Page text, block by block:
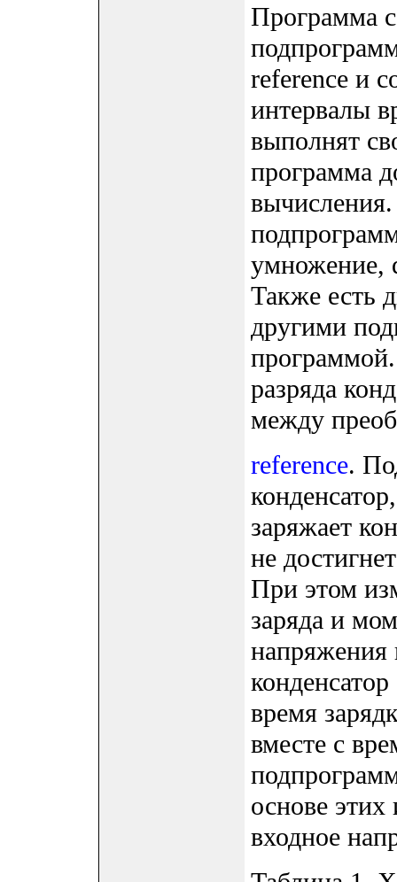
Программа
reference и
интервалы
выполнят
программа
умножение,
Также есть
другими
разряда
между
reference.
заряжает
не
При этом
заряда и
напряжения
время
вместе с
основе
входное